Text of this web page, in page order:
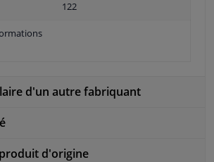
122
d'un autre fabriquant
d'origine